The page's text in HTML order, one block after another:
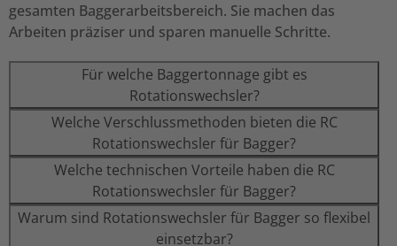
gesamten Baggerarbeitsbereich. Sie machen das
Arbeiten präziser und sparen manuelle Schritte.
Für welche Baggertonnage gibt es
Rotationswechsler?
Welche Verschlussmethoden bieten die RC
Rotationswechsler für Bagger?
Welche technischen Vorteile haben die RC
Rotationswechsler für Bagger?
Warum sind Rotationswechsler für Bagger so flexibel
einsetzbar?